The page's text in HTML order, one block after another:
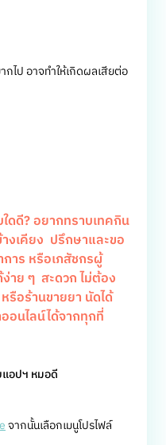
ไป อาจทำให้เกิดผลเสียต่อ
ดดี? อยากทราบเทคกิน
งเคียง ปรึกษาและขอ
าร หรือเภสัชกรผู้
าย ๆ สะดวก ไม่ต้อง
รือร้านขายยา นัดได้
อนไลน์ได้จากทุกที่
อปฯ หมอดี
จากนั้นเลือกเมนูโปรไฟล์